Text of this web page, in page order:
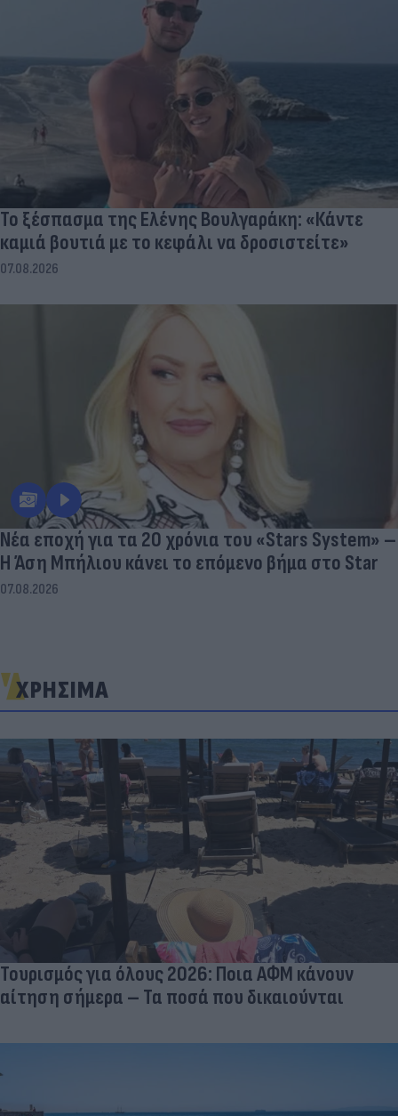
Το ξέσπασμα της Ελένης Βουλγαράκη: «Κάντε
καμιά βουτιά με το κεφάλι να δροσιστείτε»
07.08.2026
Νέα εποχή για τα 20 χρόνια του «Stars System» –
Η Άση Μπήλιου κάνει το επόμενο βήμα στο Star
07.08.2026
ΧΡΗΣΙΜΑ
Τουρισμός για όλους 2026: Ποια ΑΦΜ κάνουν
αίτηση σήμερα – Τα ποσά που δικαιούνται